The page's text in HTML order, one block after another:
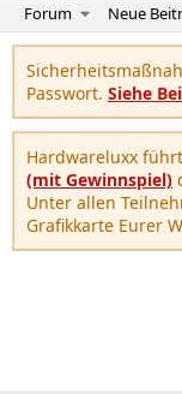
Forum Neue
Passwort. Siehe
Hardwareluxx
(mit Gewinnspiel)
Unter allen
Grafikkarte Eurer